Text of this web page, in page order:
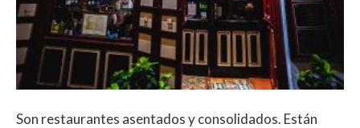
Son restaurantes asentados y consolidados. Están